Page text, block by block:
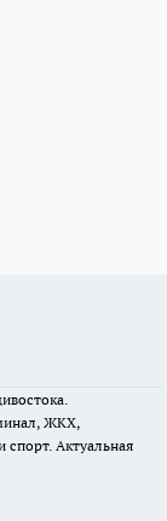
ЖКХ,
спорт. Актуальная